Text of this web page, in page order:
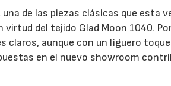
una de las piezas clásicas que esta
virtud del tejido Glad Moon 1040.
claros, aunque con un liguero
en el nuevo showroom